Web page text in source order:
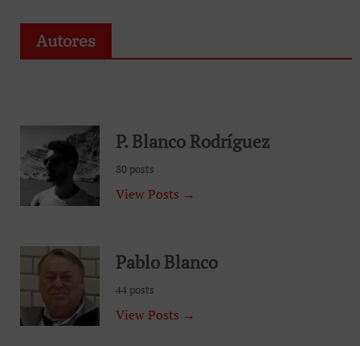
Autores
P. Blanco Rodríguez
80 posts
View Posts →
Pablo Blanco
44 posts
View Posts →